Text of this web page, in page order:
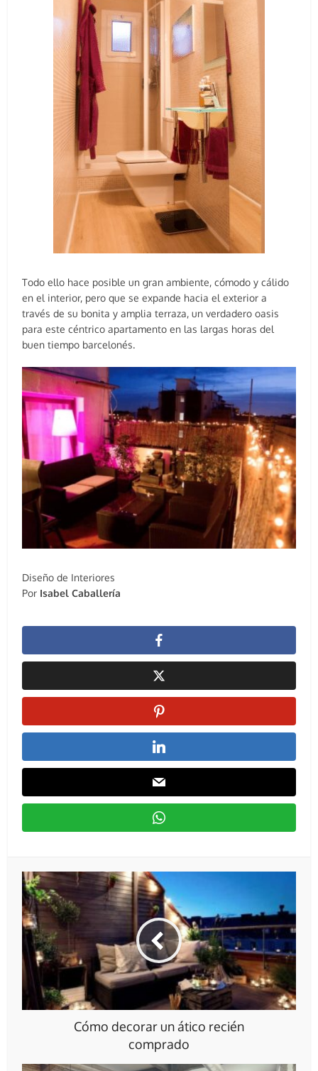
Todo ello hace posible un gran ambiente, cómodo y cálido
en el interior, pero que se expande hacia el exterior a
través de su bonita y amplia terraza, un verdadero oasis
para este céntrico apartamento en las largas horas del
buen tiempo barcelonés.
Diseño de Interiores
Por Isabel Caballería
Cómo decorar un ático recién
comprado